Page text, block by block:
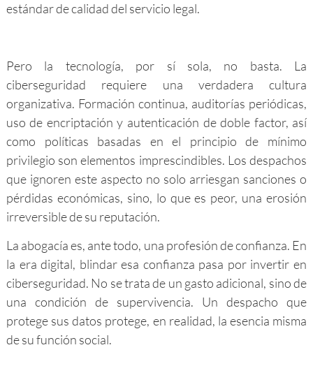
estándar de calidad del servicio legal.
Pero la tecnología, por sí sola, no basta. La
ciberseguridad requiere una verdadera cultura
organizativa. Formación continua, auditorías periódicas,
uso de encriptación y autenticación de doble factor, así
como políticas basadas en el principio de mínimo
privilegio son elementos imprescindibles. Los despachos
que ignoren este aspecto no solo arriesgan sanciones o
pérdidas económicas, sino, lo que es peor, una erosión
irreversible de su reputación.
La abogacía es, ante todo, una profesión de confianza. En
la era digital, blindar esa confianza pasa por invertir en
ciberseguridad. No se trata de un gasto adicional, sino de
una condición de supervivencia. Un despacho que
protege sus datos protege, en realidad, la esencia misma
de su función social.